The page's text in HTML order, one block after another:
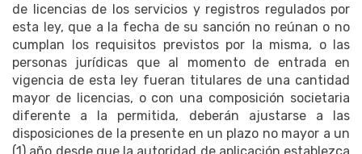
de licencias de los servicios y registros regulados por
esta ley, que a la fecha de su sanción no reúnan o no
cumplan los requisitos previstos por la misma, o las
personas jurídicas que al momento de entrada en
vigencia de esta ley fueran titulares de una cantidad
mayor de licencias, o con una composición societaria
diferente a la permitida, deberán ajustarse a las
disposiciones de la presente en un plazo no mayor a un
(1) año desde que la autoridad de aplicación establezca